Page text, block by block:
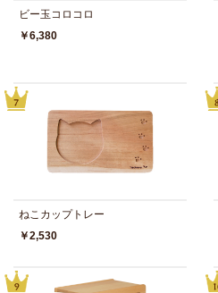
ビー玉コロコロ
￥6,380
ねこカップトレー
￥2,530